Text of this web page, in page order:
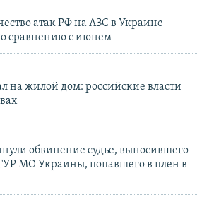
атак РФ на АЗС в Украине
сравнению с июнем
на жилой дом: российские власти
обвинение судье, выносившего
МО Украины, попавшего в плен в